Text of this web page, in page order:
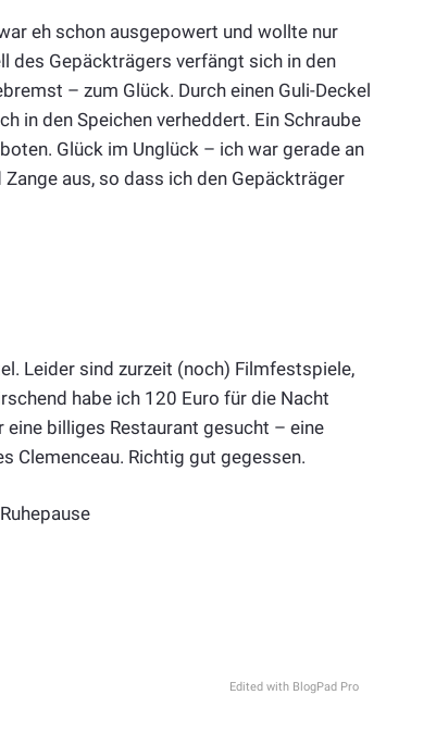
eh schon ausgepowert und wollte nur
des Gepäckträgers verfängt sich in den
– zum Glück. Durch einen Guli-Deckel
in den Speichen verheddert. Ein Schraube
Glück im Unglück – ich war gerade an
aus, so dass ich den Gepäckträger
Leider sind zurzeit (noch) Filmfestspiele,
habe ich 120 Euro für die Nacht
billiges Restaurant gesucht – eine
Clemenceau. Richtig gut gegessen.
Edited with BlogPad Pro